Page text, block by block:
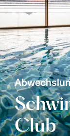
Club